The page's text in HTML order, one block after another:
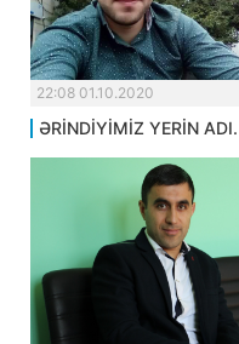
22:08 01.10.2020
ƏRİNDİYİMİZ YERİN ADI.